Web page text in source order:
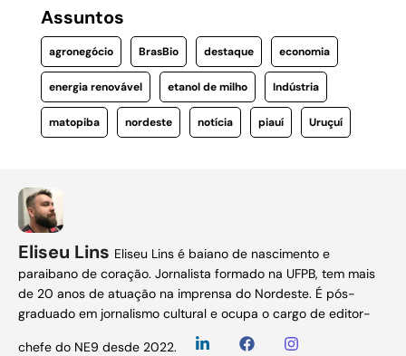
Assuntos
agronegócio BrasBio destaque economia
energia renovável etanol de milho Indústria
matopiba nordeste notícia piauí Uruçuí
Eliseu Lins Eliseu Lins é baiano de nascimento e
paraibano de coração. Jornalista formado na UFPB, tem mais
de 20 anos de atuação na imprensa do Nordeste. É pós-
graduado em jornalismo cultural e ocupa o cargo de editor-
chefe do NE9 desde 2022.